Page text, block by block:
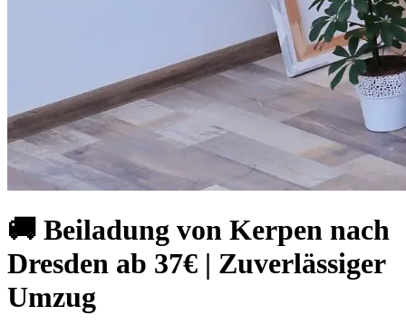
🚚 Beiladung von Kerpen nach
Dresden ab 37€ | Zuverlässiger
Umzug